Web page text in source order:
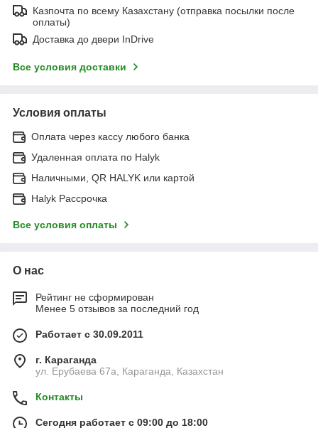
Казпочта по всему Казахстану (отправка посылки после
оплаты)
Доставка до двери InDrive
Все условия доставки
Условия оплаты
Оплата через кассу любого банка
Удаленная оплата по Halyk
Наличными, QR HALYK или картой
Halyk Рассрочка
Все условия оплаты
О нас
Рейтинг не сформирован
Менее 5 отзывов за последний год
Работает с 30.09.2011
г. Караганда
ул. Ерубаева 67а, Караганда, Казахстан
Контакты
Сегодня работает с 09:00 до 18:00